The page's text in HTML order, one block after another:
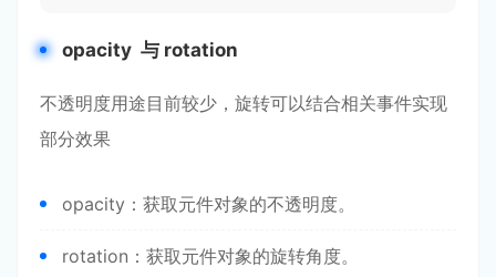
opacity 与 rotation
不透明度用途目前较少，旋转可以结合相关事件实现
部分效果
opacity：获取元件对象的不透明度。
rotation：获取元件对象的旋转角度。